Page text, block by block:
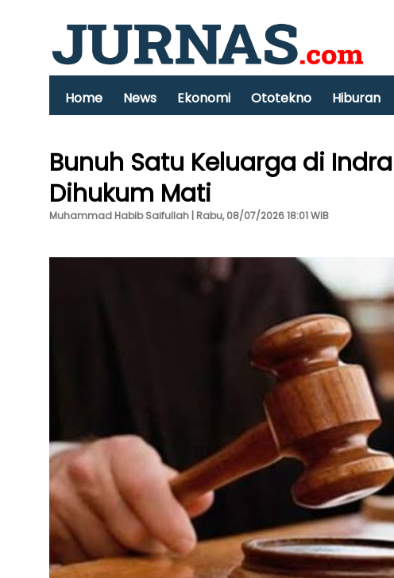
Home News Ekonomi Ototekno Hiburan
Bunuh Satu Keluarga di
Dihukum Mati
Muhammad Habib Saifullah | Rabu, 08/07/2026 18:01 WIB